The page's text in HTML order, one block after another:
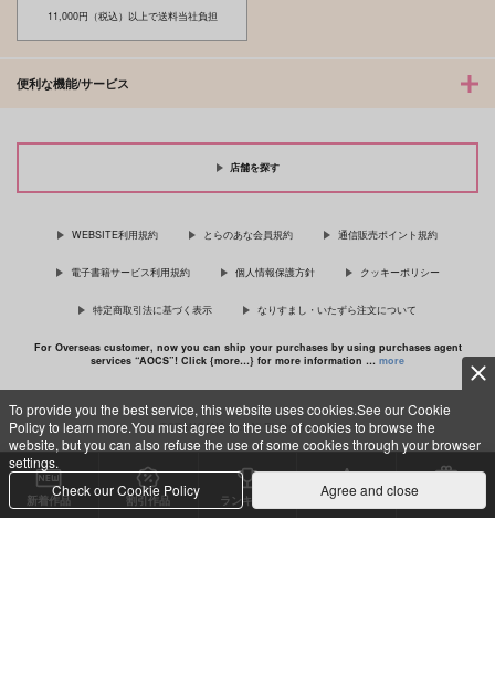
To provide you the best service, this website uses cookies.See our Cookie
Policy to learn more.You must agree to the use of cookies to browse the
website, but you can also refuse the use of some cookies through your browser
settings.
Check our Cookie Policy
Agree and close
北山くんと南谷くん －お付き合い1
年目－&西湖くんと東川くん 1
最終電車 second time
11,000円（税込）以上で送料当社負担
便利な機能/サービス
店舗を探す
WEBSITE利用規約 とらのあな会員規約 通信販売ポイント規約
電子書籍サービス利用規約 個人情報保護方針 クッキーポリシー
特定商取引法に基づく表示 なりすまし・いたずら注文について
For Overseas customer, now you can ship your purchases by using purchases agent
services “AOCS”! Click {more…} for more information … more
c TORANOANA Inc, All Rights Reserved.
新着作品 割引作品 ランキング 専売同人